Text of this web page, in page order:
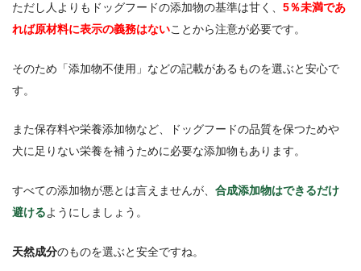
ただし人よりもドッグフードの添加物の基準は甘く、 5％未満であ
れば原材料に表示の義務はないことから注意が必要です。
そのため「添加物不使用」などの記載があるものを選ぶと安心で
す。
また保存料や栄養添加物など、ドッグフードの品質を保つためや
犬に足りない栄養を補うために必要な添加物もあります。
すべての添加物が悪とは言えませんが、 合成添加物はできるだけ
避けるようにしましょう。
天然成分のものを選ぶと安全ですね。